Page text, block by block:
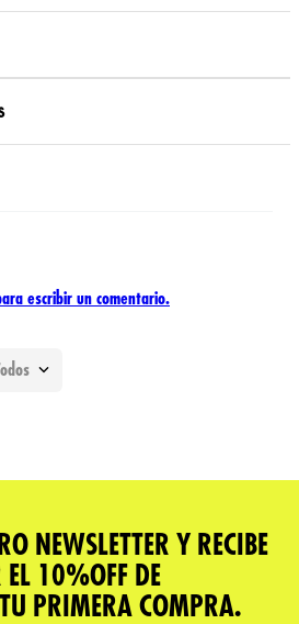
escribir un comentario.
NEWSLETTER Y RECIBE
10%OFF DE
TU PRIMERA COMPRA.